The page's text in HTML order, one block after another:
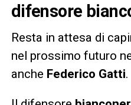
difensore
Resta in attesa di
nel prossimo futuro
anche Federico Gatti.